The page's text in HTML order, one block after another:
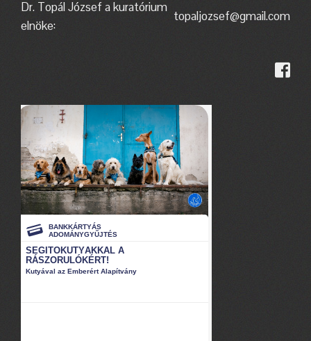
Dr. Topál József a kuratórium
elnöke:
topaljozsef@gmail.com